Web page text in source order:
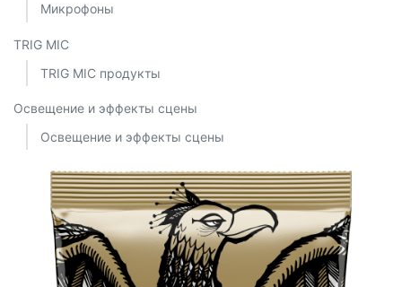
Микрофоны
TRIG MIC
TRIG MIC продукты
Освещение и эффекты сцены
Освещение и эффекты сцены